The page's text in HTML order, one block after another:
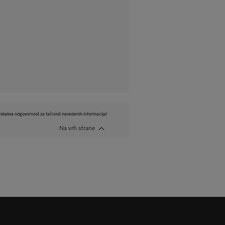
odgovornost za tačnost navedenih informacija!
Na vrh strane